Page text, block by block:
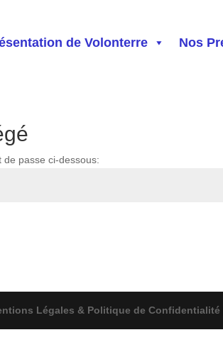
de Volonterre Nos
passe ci-dessous:
Légales & Politique de Confidentialité